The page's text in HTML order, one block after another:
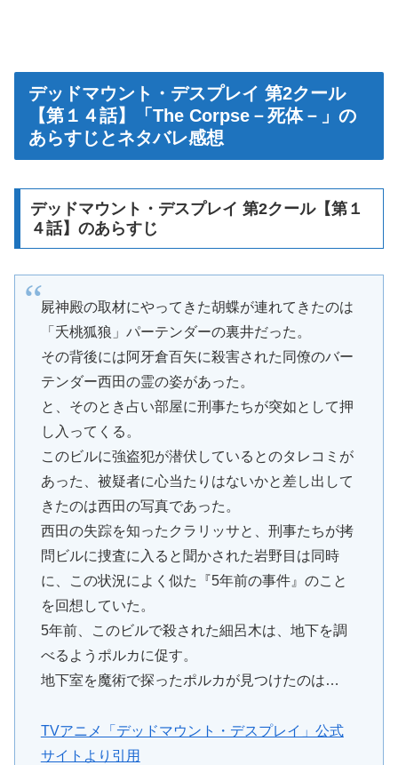
デッドマウント・デスプレイ 第2クール
【第１４話】「The Corpse－死体－」の
あらすじとネタバレ感想
デッドマウント・デスプレイ 第2クール【第１
４話】のあらすじ
屍神殿の取材にやってきた胡蝶が連れてきたのは
「夭桃狐狼」パーテンダーの裏井だった。
その背後には阿牙倉百矢に殺害された同僚のバー
テンダー西田の霊の姿があった。
と、そのとき占い部屋に刑事たちが突如として押
し入ってくる。
このビルに強盗犯が潜伏しているとのタレコミが
あった、被疑者に心当たりはないかと差し出して
きたのは西田の写真であった。
西田の失踪を知ったクラリッサと、刑事たちが拷
問ビルに捜査に入ると聞かされた岩野目は同時
に、この状況によく似た『5年前の事件』のこと
を回想していた。
5年前、このビルで殺された細呂木は、地下を調
べるようポルカに促す。
地下室を魔術で探ったポルカが見つけたのは…
TVアニメ「デッドマウント・デスプレイ」公式
サイトより引用